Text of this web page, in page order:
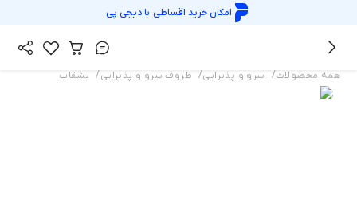
امکان خرید اقساطی بادیجی پی
همه محصولات/ سرو و پذیرایی/ ظروف سرو و پذیرایی/ بشقاب